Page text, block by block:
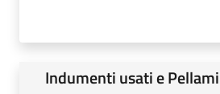
Indumenti usati e Pellami